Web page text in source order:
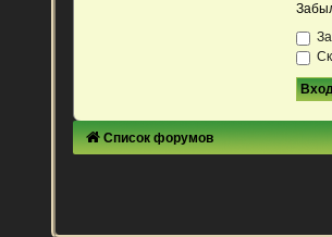
Список форумов